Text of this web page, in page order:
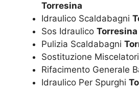
Torresina
Idraulico Scaldabagni
Sos Idraulico Torresina
Pulizia Scaldabagni
Sostituzione Miscelatori
Rifacimento Generale
Idraulico Per Spurghi